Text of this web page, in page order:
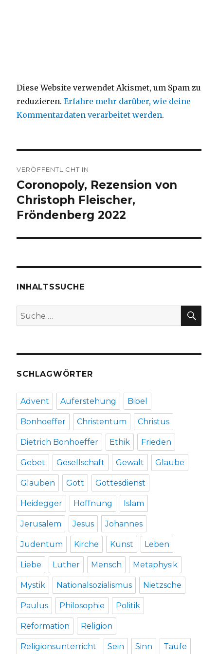
Diese Website verwendet Akismet, um Spam zu
reduzieren.Erfahre mehr darüber, wie deine
Kommentardaten verarbeitet werden.
VERÖFFENTLICHT IN
Coronopoly, Rezension von
Christoph Fleischer,
Fröndenberg 2022
INHALTSSUCHE
Suche
nach:
SCHLAGWÖRTER
Advent Auferstehung Bibel
Bonhoeffer Christentum Christus
Dietrich Bonhoeffer Ethik Frieden
Gebet Gesellschaft Gewalt Glaube
Glauben Gott Gottesdienst
Heidegger Hoffnung Islam
Jerusalem Jesus Johannes
Judentum Kirche Kunst Leben
Liebe Luther Mensch Metaphysik
Mystik Nationalsozialismus Nietzsche
Paulus Philosophie Politik
Reformation Religion
Religionsunterricht Sein Sinn Taufe